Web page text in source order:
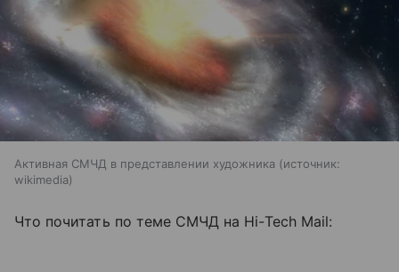
Активная СМЧД в представлении художника
источник:
wikimedia
Что почитать по теме СМЧД на Hi-Tech Mail: